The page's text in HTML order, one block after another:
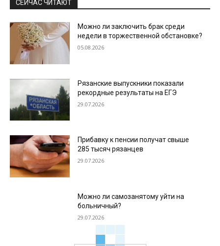
СЕЙЧАС ЧИТАЮТ
Можно ли заключить брак среди
недели в торжественной обстановке?
05.08.2026
Рязанские выпускники показали
рекордные результаты на ЕГЭ
29.07.2026
Прибавку к пенсии получат свыше
285 тысяч рязанцев
29.07.2026
Можно ли самозанятому уйти на
больничный?
29.07.2026